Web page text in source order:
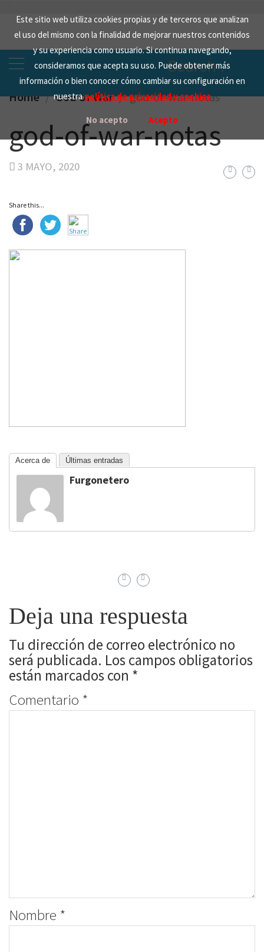
Este sitio web utiliza cookies propias y de terceros que analizan
el uso del mismo con la finalidad de mejorar nuestros contenidos
y su experiencia como usuario. Si continua navegando,
consideramos que acepta su uso. Puede obtener más
información o bien conocer cómo cambiar su configuración en
nuestrapolítica de privacidad y cookies
No acepto Acepto
content
Search
for:
Home God Of War god-of-war-notas
god-of-war-notas
3 MAYO, 2020
Share this...
Acerca de Últimas entradas
Furgonetero
Deja una respuesta
Tu dirección de correo electrónico no
será publicada. Los campos obligatorios
están marcados con *
Comentario *
Nombre *